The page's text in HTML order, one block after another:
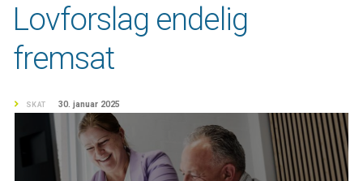
Lovforslag endelig
fremsat
SKAT 30. januar 2025